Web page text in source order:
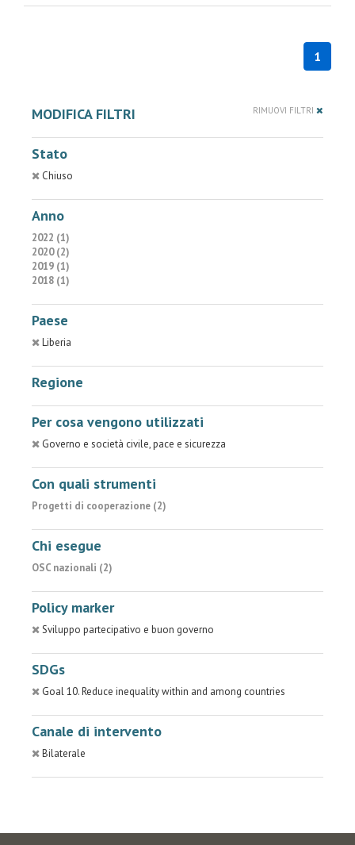
1
MODIFICA FILTRI RIMUOVI FILTRI
Stato
Chiuso
Anno
2022 (1)
2020 (2)
2019 (1)
2018 (1)
Paese
Liberia
Regione
Per cosa vengono utilizzati
Governo e società civile, pace e sicurezza
Con quali strumenti
Progetti di cooperazione (2)
Chi esegue
OSC nazionali (2)
Policy marker
Sviluppo partecipativo e buon governo
SDGs
Goal 10. Reduce inequality within and among countries
Canale di intervento
Bilaterale